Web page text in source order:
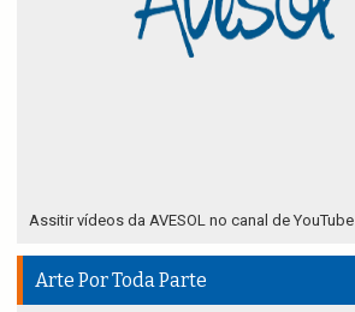
Assitir vídeos da AVESOL no canal de YouTube
Arte Por Toda Parte